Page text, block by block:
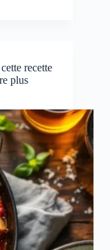
recette
plus